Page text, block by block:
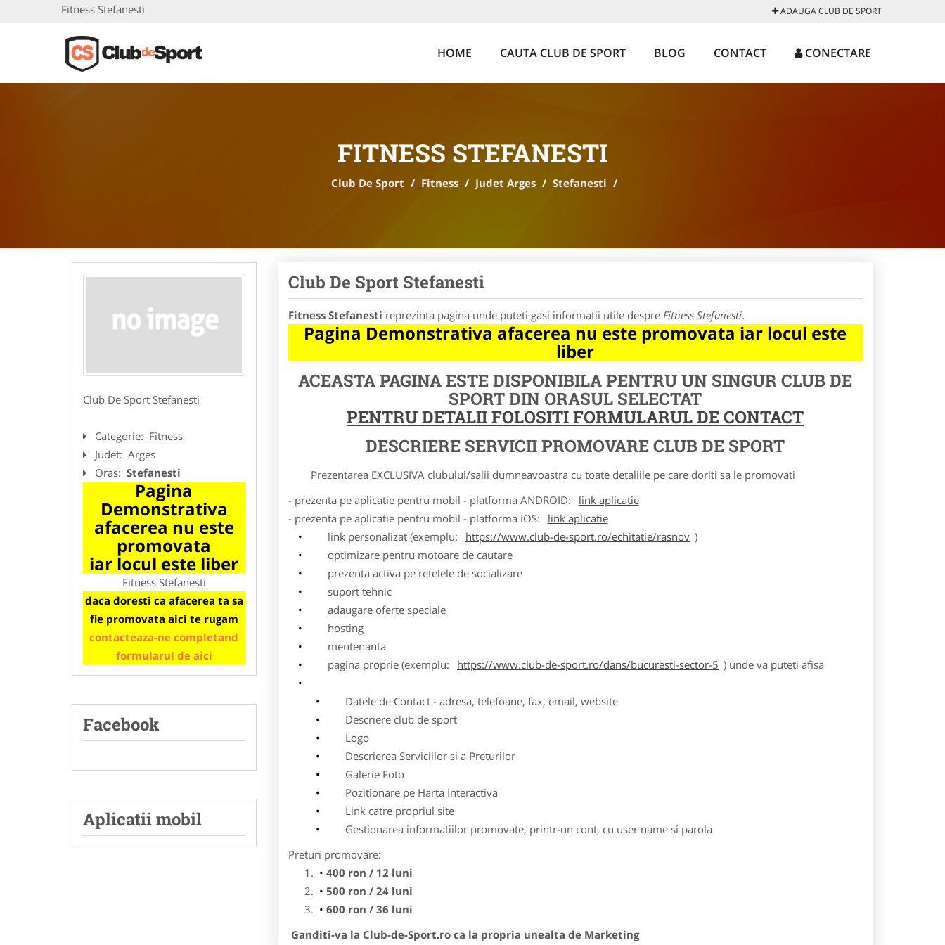
Fitness Stefanesti ADAUGA CLUB DE SPORT
HOME CAUTA CLUB DE SPORT BLOG CONTACT CONECTARE
FITNESS STEFANESTI
Club De Sport / Fitness / Judet Arges / Stefanesti /
Club De Sport Stefanesti
Categorie: Fitness
Judet: Arges
Oras: Stefanesti
Pagina
Demonstrativa
afacerea nu este
promovata
iar locul este liber
Fitness Stefanesti
daca doresti ca afacerea ta sa
fie promovata aici te rugam
contacteaza-ne completand
formularul de aici
Facebook
Aplicatii mobil
Club De Sport Stefanesti
Fitness Stefanesti reprezinta pagina unde puteti gasi informatii utile despre Fitness Stefanesti.
Pagina Demonstrativa afacerea nu este promovata iar locul este
liber
ACEASTA PAGINA ESTE DISPONIBILA PENTRU UN SINGUR CLUB DE
SPORT DIN ORASUL SELECTAT
PENTRU DETALII FOLOSITI FORMULARUL DE CONTACT
DESCRIERE SERVICII PROMOVARE CLUB DE SPORT
Prezentarea EXCLUSIVA clubului/salii dumneavoastra cu toate detaliile pe care doriti sa le promovati
- prezenta pe aplicatie pentru mobil - platforma ANDROID:
link aplicatie
- prezenta pe aplicatie pentru mobil - platforma iOS:
link aplicatie
link personalizat (exemplu:
https://www.club-de-sport.ro/echitatie/rasnov )
optimizare pentru motoare de cautare
prezenta activa pe retelele de socializare
suport tehnic
adaugare oferte speciale
hosting
mentenanta
pagina proprie (exemplu:
https://www.club-de-sport.ro/dans/bucuresti-sector-5 ) unde va puteti afisa
Datele de Contact - adresa, telefoane, fax, email, website
Descriere club de sport
Logo
Descrierea Serviciilor si a Preturilor
Galerie Foto
Pozitionare pe Harta Interactiva
Link catre propriul site
Gestionarea informatiilor promovate, printr-un cont, cu user name si parola
Preturi promovare:
400 ron / 12 luni
500 ron / 24 luni
600 ron / 36 luni
Ganditi-va la Club-de-Sport.ro ca la propria unealta de Marketing